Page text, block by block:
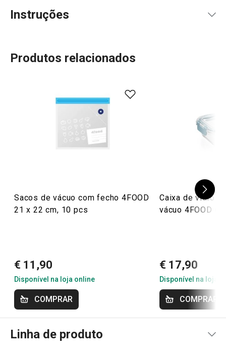
Instruções
Produtos relacionados
Sacos de vácuo com fecho 4FOOD
21 x 22 cm, 10 pcs
€ 11,90
Disponível na loja online
COMPRAR
Caixa de vidro
vácuo 4FOOD
€ 17,90
Disponível na loja
COMPRAR
Linha de produto